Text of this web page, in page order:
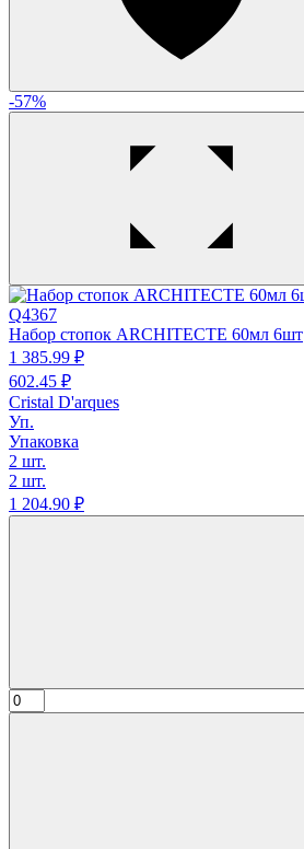
-57%
Q4367
Набор стопок ARCHITECTE 60мл 6шт
1 385.99 ₽
602.45 ₽
Cristal D'arques
Уп.
Упаковка
2 шт.
2 шт.
1 204.90 ₽